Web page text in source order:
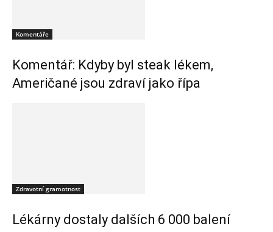
Komentáře
Komentář: Kdyby byl steak lékem,
Američané jsou zdraví jako řípa
Zdravotní gramotnost
Lékárny dostaly dalších 6 000 balení